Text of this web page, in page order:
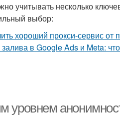
учитывать несколько
выбор:
уровнем